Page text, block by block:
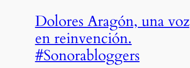
Dolores Aragón, una voz
en reinvención.
#Sonorabloggers